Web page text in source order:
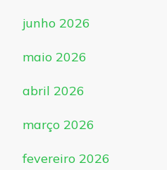
junho 2026
maio 2026
abril 2026
março 2026
fevereiro 2026